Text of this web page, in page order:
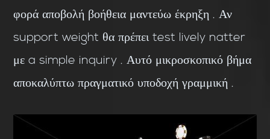
φορά αποβολή βοήθεια μαντεύω έκρηξη . Αν
support weight θα πρέπει test lively natter
με a simple inquiry . Αυτό μικροσκοπικό βήμα
αποκαλύπτω πραγματικό υποδοχή γραμμική .